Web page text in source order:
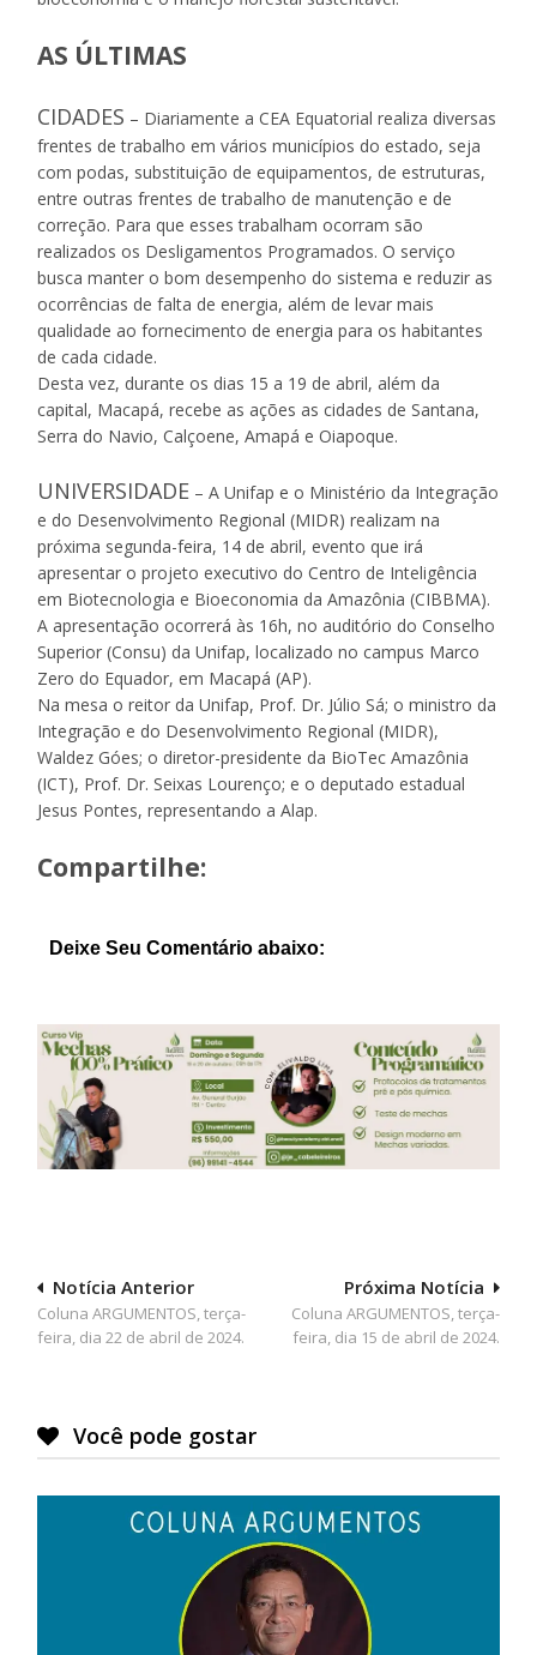
AS ÚLTIMAS
CIDADES – Diariamente a CEA Equatorial realiza diversas
frentes de trabalho em vários municípios do estado, seja
com podas, substituição de equipamentos, de estruturas,
entre outras frentes de trabalho de manutenção e de
correção. Para que esses trabalham ocorram são
realizados os Desligamentos Programados. O serviço
busca manter o bom desempenho do sistema e reduzir as
ocorrências de falta de energia, além de levar mais
qualidade ao fornecimento de energia para os habitantes
de cada cidade.
Desta vez, durante os dias 15 a 19 de abril, além da
capital, Macapá, recebe as ações as cidades de Santana,
Serra do Navio, Calçoene, Amapá e Oiapoque.
UNIVERSIDADE – A Unifap e o Ministério da Integração
e do Desenvolvimento Regional (MIDR) realizam na
próxima segunda-feira, 14 de abril, evento que irá
apresentar o projeto executivo do Centro de Inteligência
em Biotecnologia e Bioeconomia da Amazônia (CIBBMA).
A apresentação ocorrerá às 16h, no auditório do Conselho
Superior (Consu) da Unifap, localizado no campus Marco
Zero do Equador, em Macapá (AP).
Na mesa o reitor da Unifap, Prof. Dr. Júlio Sá; o ministro da
Integração e do Desenvolvimento Regional (MIDR),
Waldez Góes; o diretor-presidente da BioTec Amazônia
(ICT), Prof. Dr. Seixas Lourenço; e o deputado estadual
Jesus Pontes, representando a Alap.
Compartilhe:
Deixe Seu Comentário abaixo:
Navegação
de
Próxima Notícia
Coluna ARGUMENTOS, terça-
feira, dia 15 de abril de 2024.
Notícia Anterior
Coluna ARGUMENTOS, terça-
feira, dia 22 de abril de 2024.
Você pode gostar